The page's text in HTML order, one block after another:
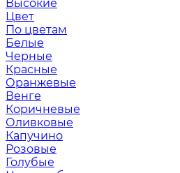
Высокие
Цвет
По цветам
Белые
Черные
Красные
Оранжевые
Венге
Коричневые
Оливковые
Капучино
Розовые
Голубые